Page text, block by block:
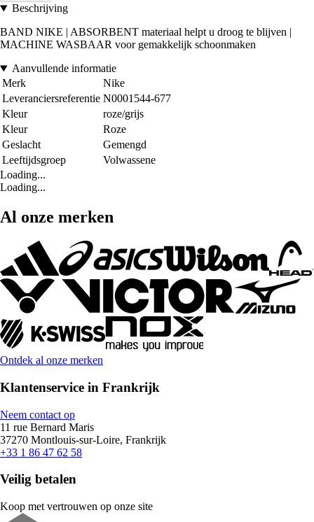
Beschrijving
BAND NIKE | ABSORBENT materiaal helpt u droog te blijven |
MACHINE WASBAAR voor gemakkelijk schoonmaken
Aanvullende informatie
Merk
Nike
Leveranciersreferentie N0001544-677
Kleur
roze/grijs
Kleur
Roze
Geslacht
Gemengd
Leeftijdsgroep
Volwassene
Loading...
Loading...
Al onze merken
Ontdek al onze merken
Klantenservice in Frankrijk
Neem contact op
11 rue Bernard Maris
37270 Montlouis-sur-Loire, Frankrijk
+33 1 86 47 62 58
Veilig betalen
Koop met vertrouwen op onze site